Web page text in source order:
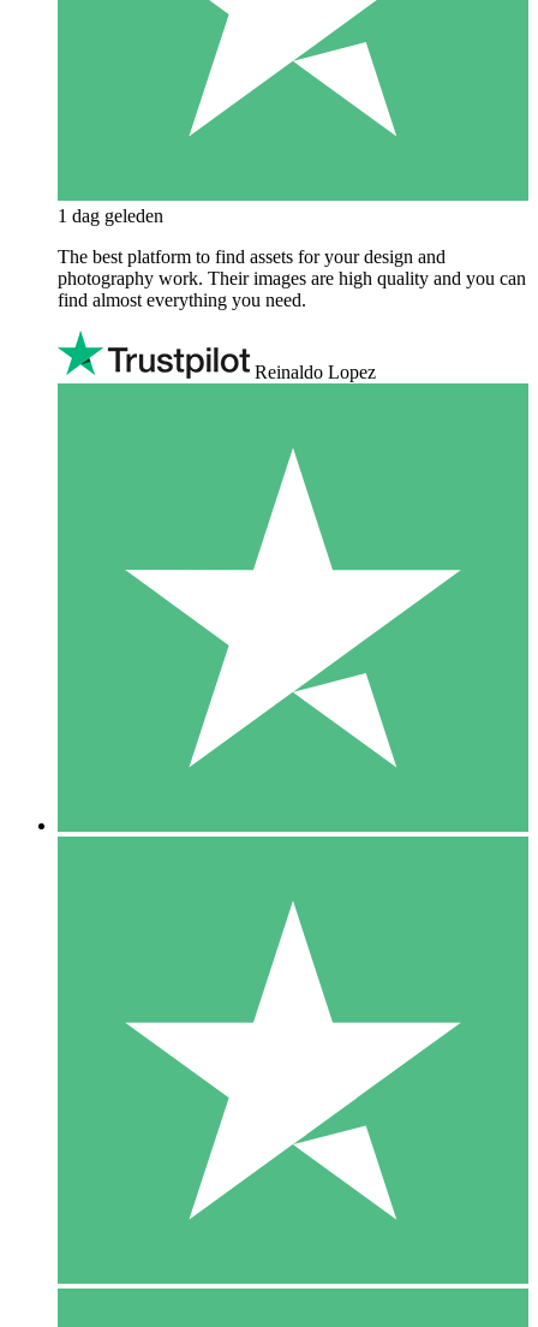
1 dag geleden
The best platform to find assets for your design and
photography work. Their images are high quality and you can
find almost everything you need.
Reinaldo Lopez